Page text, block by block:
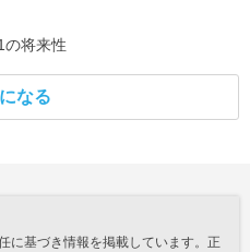
の将来性
なる
に基づき情報を掲載しています。正